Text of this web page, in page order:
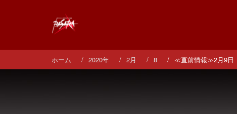
ホーム 2020年 2月 8 ≪直前情報≫2月9日